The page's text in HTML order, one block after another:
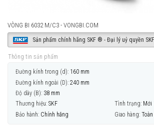
VÒNG BI 6032 M/C3 - VONGBI.COM
Sản phẩm chính hãng SKF ® - Đại lý uỷ quyền SKF
Thông tin sản phẩm
Đường kính trong (d): 160 mm
Đường kính ngoài (D): 240 mm
Độ dày (B): 38 mm
Thương hiệu: SKF Tình trạng: Mới
Bảo hành: Chính hãng Giao hàng: